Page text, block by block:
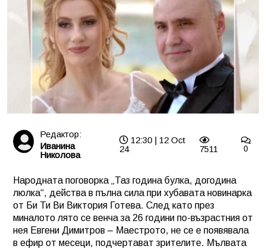
Редактор:
Иванина
Николова
12:30 | 12 Oct
24
7511 0
Народната поговорка „Таз година булка, догодина
люлка“, действа в пълна сила при хубавата новинарка
от Би Ти Ви Виктория Готева. След като през
миналото лято се венча за 26 години по-възрастния от
нея Евгени Димитров – Маестрото, не се е появявала
в ефир от месеци, подчертават зрителите. Мълвата